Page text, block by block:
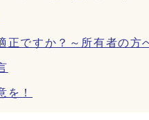
正ですか？～所有者の方
を！